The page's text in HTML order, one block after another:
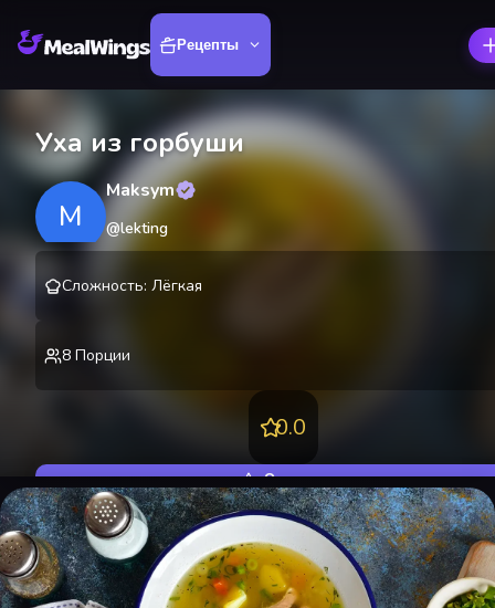
Рецепты
Уха из горбуши
M
Maksym
@lekting
Сложность: Лёгкая
8 Порции
0.0
Оценить